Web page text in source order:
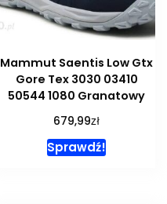
Mammut Saentis Low Gtx
Gore Tex 3030 03410
50544 1080 Granatowy
679,99zł
Sprawdź!